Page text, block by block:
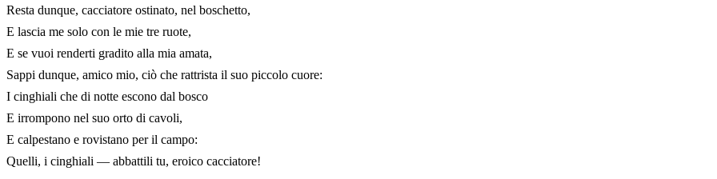
Resta dunque, cacciatore ostinato, nel boschetto,
E lascia me solo con le mie tre ruote,
E se vuoi renderti gradito alla mia amata,
Sappi dunque, amico mio, ciò che rattrista il suo piccolo cuore:
I cinghiali che di notte escono dal bosco
E irrompono nel suo orto di cavoli,
E calpestano e rovistano per il campo:
Quelli, i cinghiali — abbattili tu, eroico cacciatore!